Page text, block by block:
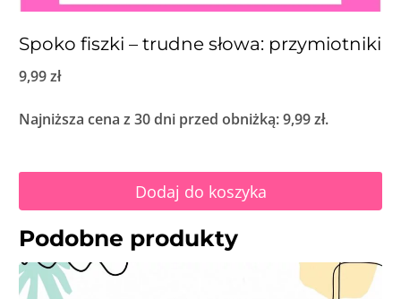
Spoko fiszki – trudne słowa: przymiotniki
9,99zł
Najniższa cena z 30 dni przed obniżką:9,99zł.
Dodaj do koszyka
Podobne produkty